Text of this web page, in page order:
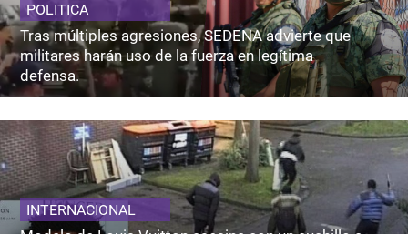
POLITICA
Tras múltiples agresiones, SEDENA advierte que
militares harán uso de la fuerza en legítima
defensa.
INTERNACIONAL